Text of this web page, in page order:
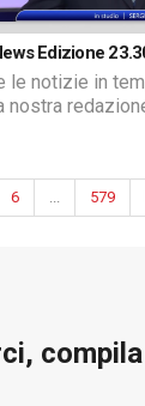
Edizione
le notizie in
nostra
6 579